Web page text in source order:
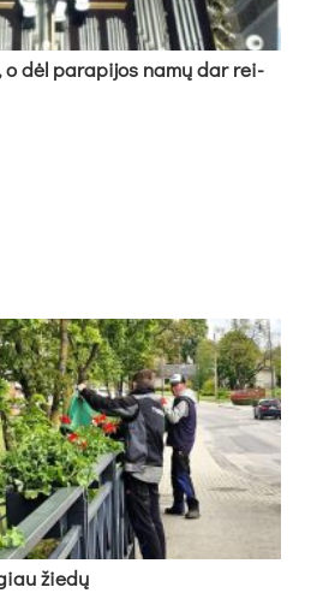
o dėl pa­ra­pi­jos na­mų dar rei­
žie­dų